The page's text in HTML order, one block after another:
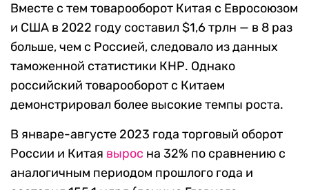
Вместе с тем товарооборот Китая с Евросоюзом
и США в 2022 году составил $1,6 трлн — в 8 раз
больше, чем с Россией, следовало из данных
таможенной статистики КНР. Однако
российский товарооборот с Китаем
демонстрировал более высокие темпы роста.
В январе-августе 2023 года торговый оборот
России и Китая вырос на 32% по сравнению с
аналогичным периодом прошлого года и